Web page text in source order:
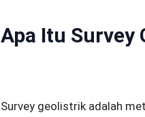
Apa Itu Survey
Survey geolistrik adalah